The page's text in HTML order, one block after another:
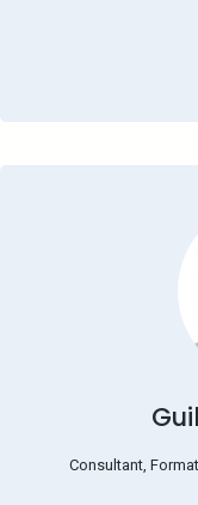
Consultant,